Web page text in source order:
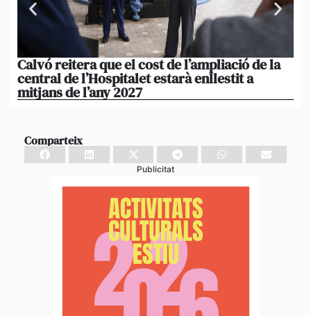
Calvó reitera que el cost de l’ampliació de la
central de l’Hospitalet estarà enllestit a
mitjans de l’any 2027
Comparteix
Publicitat